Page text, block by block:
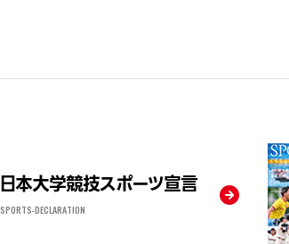
日本大学競技スポーツ宣言
SPORTS-DECLARATION